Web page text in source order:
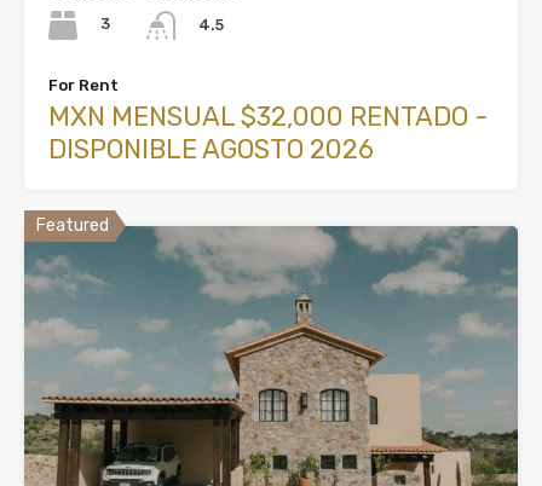
3
4.5
For Rent
MXN MENSUAL $32,000 RENTADO -
DISPONIBLE AGOSTO 2026
Featured